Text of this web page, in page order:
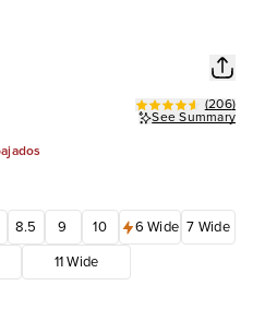
(206)
See Summary
8.5 9 10 6 Wide 7 Wide
11 Wide